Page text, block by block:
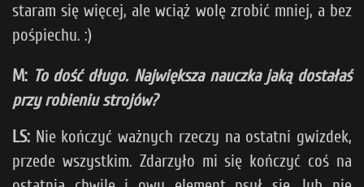
staram się więcej, ale wciąż wolę zrobić mniej, a bez
pośpiechu. :)
M: To dość długo. Największa nauczka jaką dostałaś
przy robieniu strojów?
LS: Nie kończyć ważnych rzeczy na ostatni gwizdek,
przede wszystkim. Zdarzyło mi się kończyć coś na